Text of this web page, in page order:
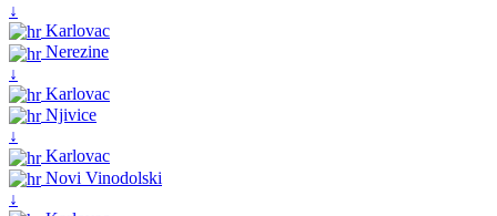
↓
Karlovac
Nerezine
↓
Karlovac
Njivice
↓
Karlovac
Novi Vinodolski
↓